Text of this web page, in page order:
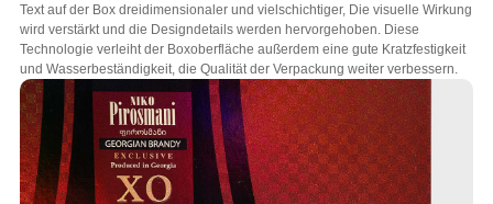
Text auf der Box dreidimensionaler und vielschichtiger, Die visuelle Wirkung
wird verstärkt und die Designdetails werden hervorgehoben. Diese
Technologie verleiht der Boxoberfläche außerdem eine gute Kratzfestigkeit
und Wasserbeständigkeit, die Qualität der Verpackung weiter verbessern.